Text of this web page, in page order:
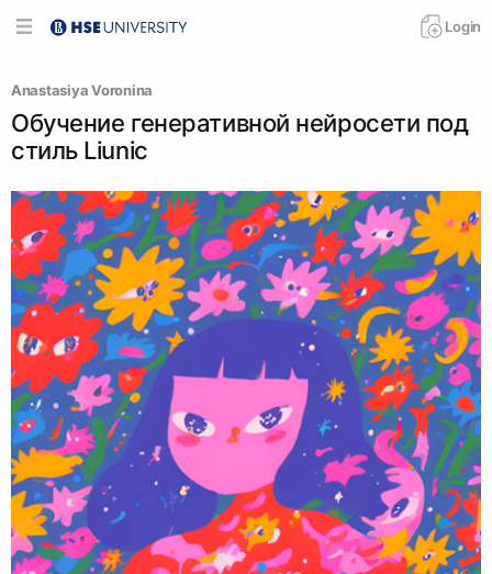
Login
Anastasiya Voronina
Обучение генеративной нейросети под
стиль Liuniс